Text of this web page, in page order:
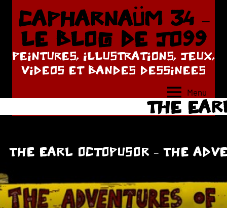
Aller
contenu
CAPHARNAÜM 34 –
LE BLOG DE JO99
PEINTURES, ILLUSTRATIONS, JEUX,
VIDEOS ET BANDES DESSINEES
Menu
THE
THE EARL OCTOPUSOR – THE